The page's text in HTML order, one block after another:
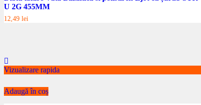
U 2G 455MM
12,49 lei
Vizualizare rapida
Adaugă în coș